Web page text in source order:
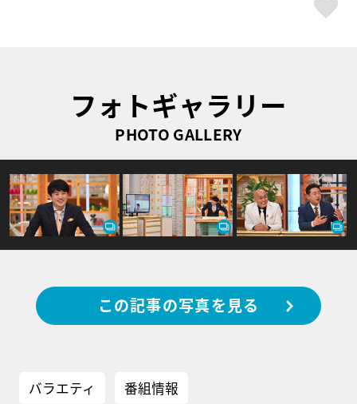
フォトギャラリー
PHOTO GALLERY
この記事の写真を見る
バラエティ 番組情報